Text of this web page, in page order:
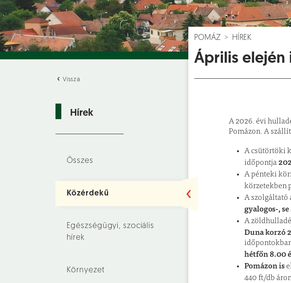
Vissza
Hírek
Összes
Közérdekű
Egészségügyi, szociális
hírek
Környezet
POMÁZ HÍREK
Április elején
A 2026. évi
Pomázon. A
A csütörtöki
időpontja
A pénteki
körzetekben
A szolgáltató
gyalogos-,
A
Duna korzó
hétfőn 8.00
Pomázon is
440 ft/db